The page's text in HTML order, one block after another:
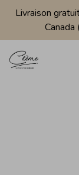
Livraison